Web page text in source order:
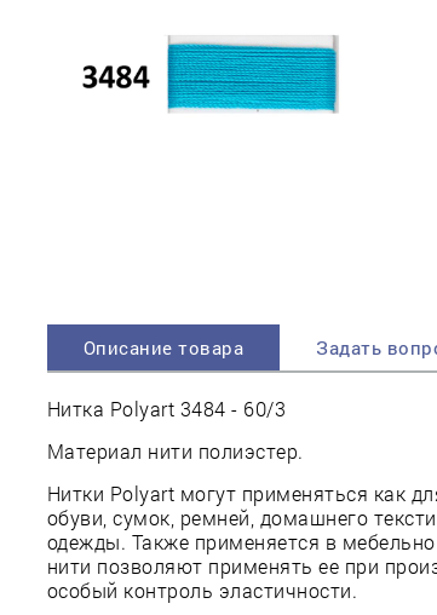
деталей
Увлажнение пятки
Затяжка пяточной
части
Прибивка каблука
Описание товара Задать
Нитка Polyart 3484 - 60/3
Материал нити полиэстер.
Нитки Polyart могут применяться как
обуви, сумок, ремней, домашнего
одежды. Также применяется в
нити позволяют применять ее при
особый контроль эластичности.